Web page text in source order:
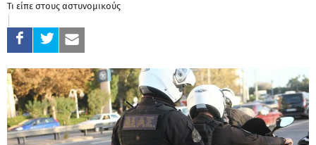
Τι είπε στους αστυνομικούς